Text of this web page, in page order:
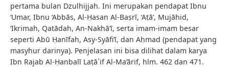
pertama bulan Dzulhijjah. Ini merupakan pendapat Ibnu
‘Umar, Ibnu ‘Abbās, Al-Ḥasan Al-Baṣrī, ‘Aṭā’, Mujāhid,
‘Ikrimah, Qatādah, An-Nakhā‘ī, serta imam-imam besar
seperti Abū Ḥanīfah, Asy-Syāfi‘ī, dan Aḥmad (pendapat yang
masyhur darinya). Penjelasan ini bisa dilihat dalam karya
Ibn Rajab Al-Ḥanbalī Laṭā`if Al-Ma‘ārif, hlm. 462 dan 471.